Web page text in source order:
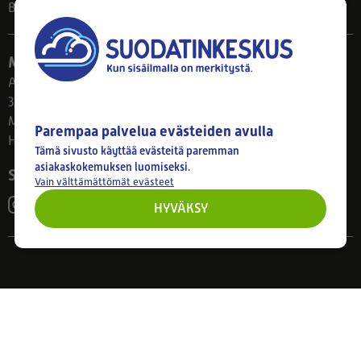
Blogi
Myymälä
Ahlmanintie 61
33800 Tampere
Ma–Pe 8–17
Huom! Myymälän poikkeusaukiolot: 27.7.-21.8. klo 8-16
Seuraa meitä
Parempaa palvelua evästeiden avulla
Tämä sivusto käyttää evästeitä paremman
asiakaskokemuksen luomiseksi.
Vain välttämättömät evästeet
HYVÄKSY